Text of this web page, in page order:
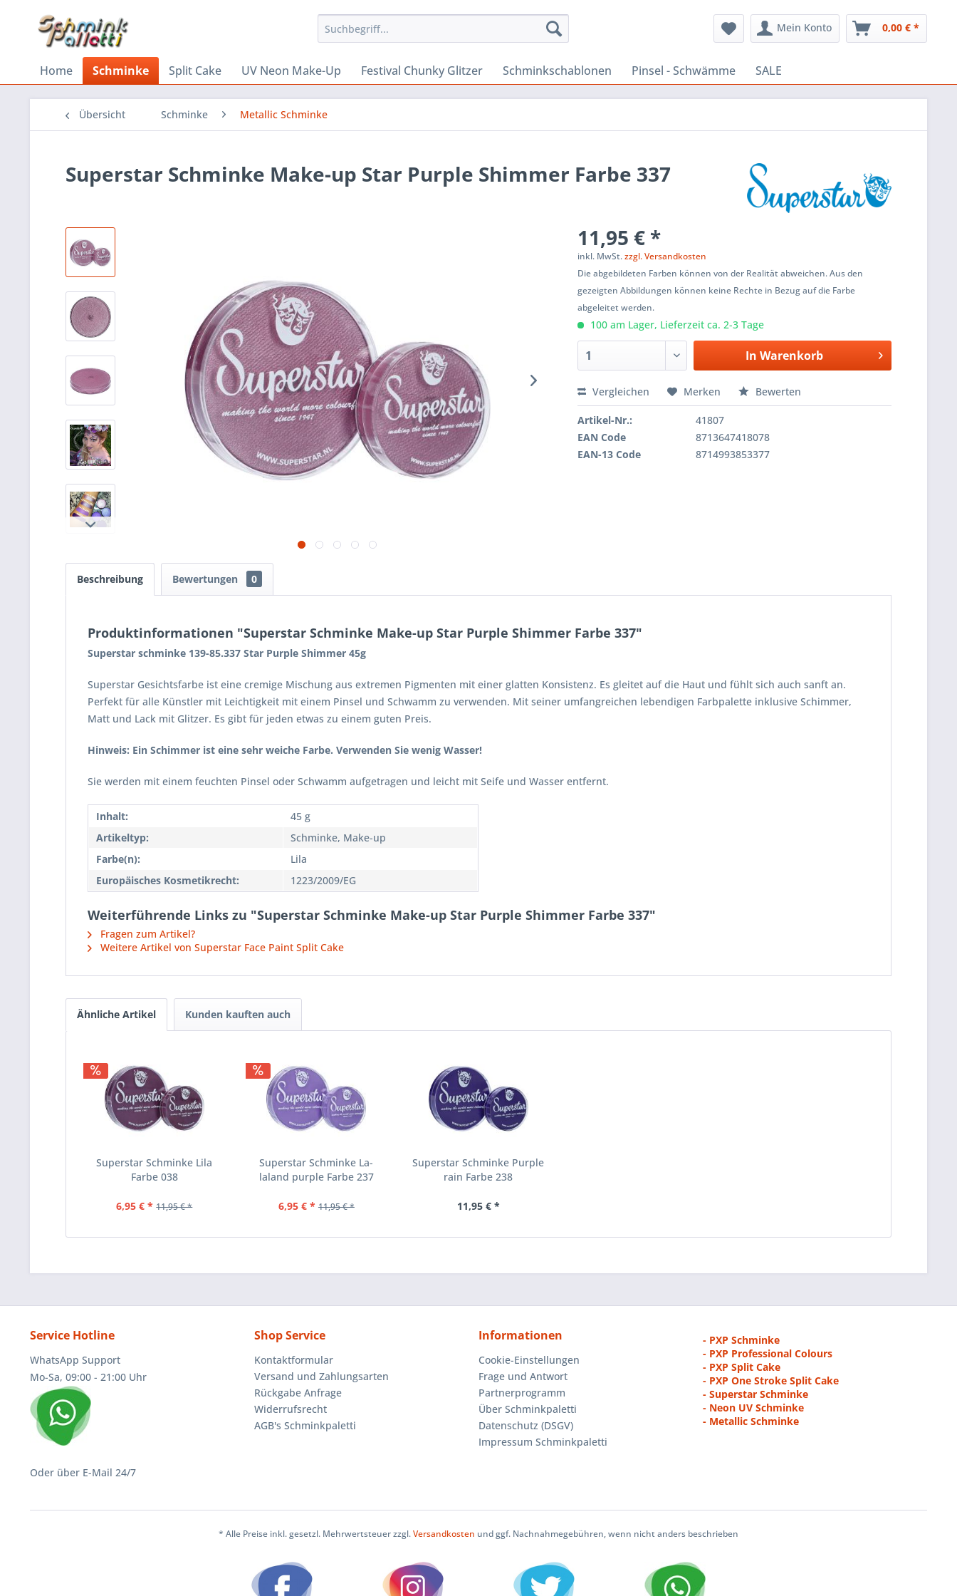
Mein Konto 0,00 € *
Home Schminke Split Cake UV Neon Make-Up Festival Chunky Glitzer Schminkschablonen Pinsel - Schwämme SALE
Übersicht Schminke Metallic Schminke
Superstar Schminke Make-up Star Purple Shimmer Farbe 337
11,95 € *
inkl. MwSt.zzgl. Versandkosten
Die abgebildeten Farben können von der Realität abweichen. Aus den
gezeigten Abbildungen können keine Rechte in Bezug auf die Farbe
abgeleitet werden.
100 am Lager, Lieferzeit ca. 2-3 Tage
In Warenkorb
Vergleichen Merken Bewerten
Artikel-Nr.:
41807
EAN Code
8713647418078
EAN-13 Code
8714993853377
Beschreibung Bewertungen 0
Produktinformationen "Superstar Schminke Make-up Star Purple Shimmer Farbe 337"
Superstar schminke 139-85.337 Star Purple Shimmer 45g
Superstar Gesichtsfarbe ist eine cremige Mischung aus extremen Pigmenten mit einer glatten Konsistenz. Es gleitet auf die Haut und fühlt sich auch sanft an.
Perfekt für alle Künstler mit Leichtigkeit mit einem Pinsel und Schwamm zu verwenden. Mit seiner umfangreichen lebendigen Farbpalette inklusive Schimmer,
Matt und Lack mit Glitzer. Es gibt für jeden etwas zu einem guten Preis.
Hinweis: Ein Schimmer ist eine sehr weiche Farbe. Verwenden Sie wenig Wasser!
Sie werden mit einem feuchten Pinsel oder Schwamm aufgetragen und leicht mit Seife und Wasser entfernt.
Inhalt:
45 g
Artikeltyp:
Schminke, Make-up
Farbe(n):
Lila
Europäisches Kosmetikrecht:
1223/2009/EG
Weiterführende Links zu "Superstar Schminke Make-up Star Purple Shimmer Farbe 337"
Fragen zum Artikel?
Weitere Artikel von Superstar Face Paint Split Cake
Ähnliche Artikel Kunden kauften auch
Superstar Schminke Lila
Farbe 038
6,95 € * 11,95 € *
Superstar Schminke La-
laland purple Farbe 237
6,95 € * 11,95 € *
Superstar Schminke Purple
rain Farbe 238
11,95 € *
Service Hotline
WhatsApp Support
Mo-Sa, 09:00 - 21:00 Uhr
Oder über E-Mail 24/7
Shop Service
Kontaktformular
Versand und Zahlungsarten
Rückgabe Anfrage
Widerrufsrecht
AGB's Schminkpaletti
Informationen
Cookie-Einstellungen
Frage und Antwort
Partnerprogramm
Über Schminkpaletti
Datenschutz (DSGV)
Impressum Schminkpaletti
- PXP Schminke
- PXP Professional Colours
- PXP Split Cake
- PXP One Stroke Split Cake
- Superstar Schminke
- Neon UV Schminke
- Metallic Schminke
* Alle Preise inkl. gesetzl. Mehrwertsteuer zzgl.Versandkosten und ggf. Nachnahmegebühren, wenn nicht anders beschrieben